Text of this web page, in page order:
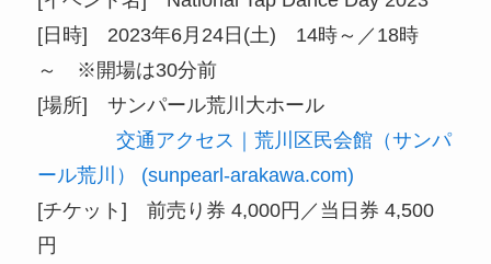
[日時] 2023年6月24日(土) 14時～／18時
～ ※開場は30分前
[場所] サンパール荒川大ホール
交通アクセス｜荒川区民会館（サンパ
ール荒川） (sunpearl-arakawa.com)
[チケット] 前売り券 4,000円／当日券 4,500
円